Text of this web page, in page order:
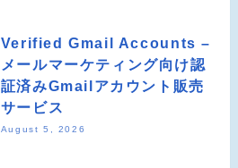
Verified Gmail Accounts –
メールマーケティング向け認
証済みGmailアカウント販売
サービス
August 5, 2026